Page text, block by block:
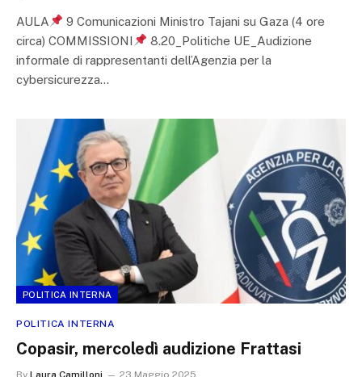
AULA
9 Comunicazioni Ministro Tajani su Gaza (4 ore
circa) COMMISSIONI
8.20_Politiche UE_Audizione
informale di rappresentanti dell’Agenzia per la
cybersicurezza…
POLITICA INTERNA
POLITICA INTERNA
Copasir, mercoledì audizione Frattasi
By Laura Camilloni 23 Maggio 2025